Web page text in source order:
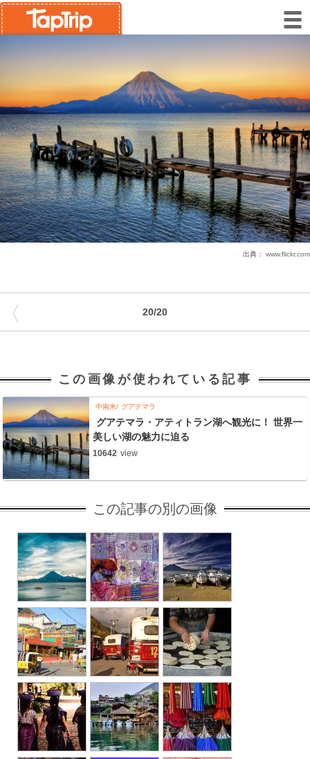
出典： www.flickr.com
20/20
〈
この画像が使われている記事
中南米 グアテマラ
グアテマラ・アティトラン湖へ観光に！ 世界一
美しい湖の魅力に迫る
10642 view
この記事の別の画像